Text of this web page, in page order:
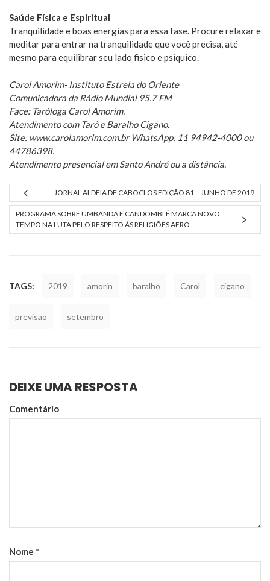
Saúde Física e Espiritual
Tranquilidade e boas energias para essa fase. Procure relaxar e
meditar para entrar na tranquilidade que você precisa, até
mesmo para equilibrar seu lado fisico e psiquico.
Carol Amorim- Instituto Estrela do Oriente
Comunicadora da Rádio Mundial 95.7 FM
Face: Taróloga Carol Amorim.
Atendimento com Tarô e Baralho Cigano.
Site: www.carolamorim.com.br WhatsApp: 11 94942-4000 ou
44786398.
Atendimento presencial em Santo André ou a distância.
JORNAL ALDEIA DE CABOCLOS EDIÇÃO 81 – JUNHO DE 2019
PROGRAMA SOBRE UMBANDA E CANDOMBLÉ MARCA NOVO
TEMPO NA LUTA PELO RESPEITO ÀS RELIGIÕES AFRO
TAGS: 2019 amorin baralho Carol cigano
previsao setembro
DEIXE UMA RESPOSTA
Comentário
Nome *